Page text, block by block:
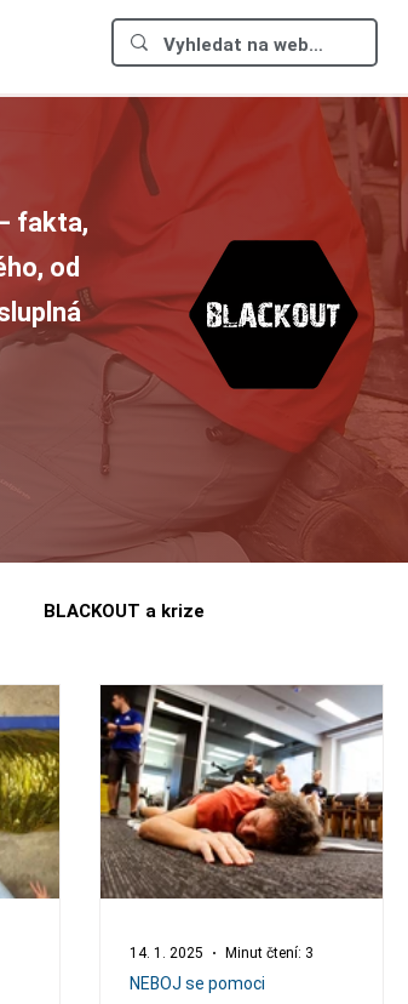
fakta,
od
BLACKOUT a krize
NEBOJ se pomoci
14. 1. 2025 Minut čtení: 3